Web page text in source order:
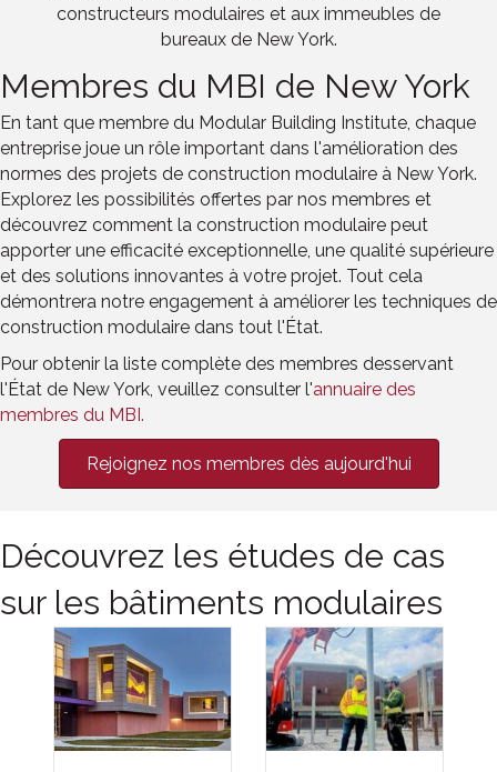
constructeurs modulaires et aux immeubles de
bureaux de New York.
Membres du MBI de New York
En tant que membre du Modular Building Institute, chaque
entreprise joue un rôle important dans l'amélioration des
normes des projets de construction modulaire à New York.
Explorez les possibilités offertes par nos membres et
découvrez comment la construction modulaire peut
apporter une efficacité exceptionnelle, une qualité supérieure
et des solutions innovantes à votre projet. Tout cela
démontrera notre engagement à améliorer les techniques de
construction modulaire dans tout l'État.
Pour obtenir la liste complète des membres desservant
l'État de New York, veuillez consulter l'annuaire des
membres du MBI.
Rejoignez nos membres dès aujourd'hui
Découvrez les études de cas
sur les bâtiments modulaires